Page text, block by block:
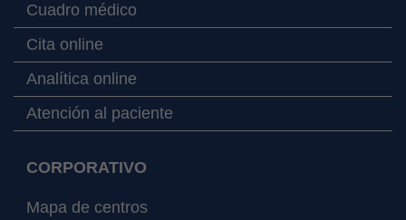
Cuadro médico
Cita online
Analítica online
Atención al paciente
CORPORATIVO
Mapa de centros